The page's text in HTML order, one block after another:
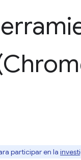
participar en la